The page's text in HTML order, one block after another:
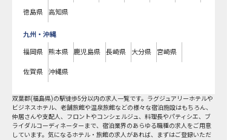
徳島県 高知県
九州・沖縄
福岡県 熊本県 鹿児島県 長崎県 大分県 宮崎県
佐賀県 沖縄県
双葉郡(福島県)の駅徒歩5分以内の求人一覧です。ラグジュアリーホテルや
ビジネスホテル、老舗旅館や温泉旅館などの様々な宿泊施設はもちろん、
仲居さんや支配人、フロントやコンシェルジュ、料理長やパティシエ、ブ
ライダルコーディネーターまで、宿泊業界のあらゆる職種の求人をご用意
しています。気になるホテル・旅館の求人があれば、まずはご登録いただ